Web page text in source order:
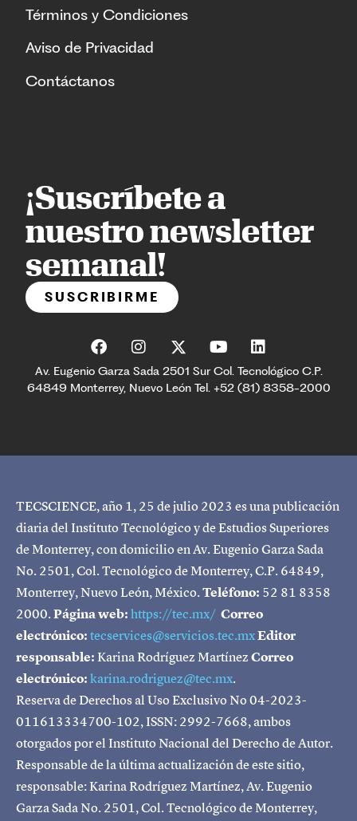
Términos y Condiciones
Aviso de Privacidad
Contáctanos
¡Suscríbete a
nuestro newsletter
semanal!
SUSCRIBIRME
Av. Eugenio Garza Sada 2501 Sur Col. Tecnológico C.P.
64849 Monterrey, Nuevo León Tel. +52 (81) 8358-2000
TECSCIENCE, año 1, 25 de julio 2023 es una publicación
diaria del Instituto Tecnológico y de Estudios Superiores
de Monterrey, con domicilio en Av. Eugenio Garza Sada
No. 2501, Col. Tecnológico de Monterrey, C.P. 64849,
Monterrey, Nuevo León, México.Teléfono: 52 81 8358
2000.Página web:https://tec.mx/ Correo
electrónico:tecservices@servicios.tec.mxEditor
responsable:Karina Rodríguez MartínezCorreo
electrónico:karina.rodriguez@tec.mx.
Reserva de Derechos al Uso Exclusivo No 04-2023-
011613334700-102, ISSN: 2992-7668, ambos
otorgados por el Instituto Nacional del Derecho de Autor.
Responsable de la última actualización de este sitio,
responsable: Karina Rodríguez Martínez, Av. Eugenio
Garza Sada No. 2501, Col. Tecnológico de Monterrey,